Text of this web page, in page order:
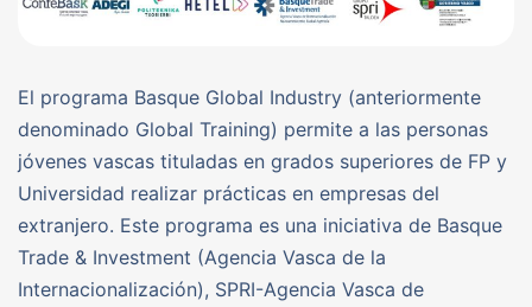
El programa Basque Global Industry (anteriormente
denominado Global Training) permite a las personas
jóvenes vascas tituladas en grados superiores de FP y
Universidad realizar prácticas en empresas del
extranjero. Este programa es una iniciativa de Basque
Trade & Investment (Agencia Vasca de la
Internacionalización), SPRI-Agencia Vasca de